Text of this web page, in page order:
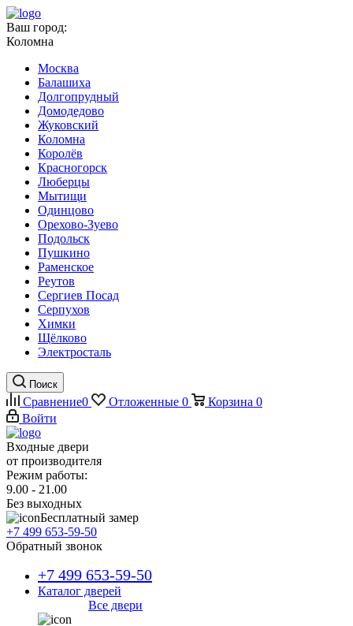
Ваш город:
Коломна
Москва
Балашиха
Долгопрудный
Домодедово
Жуковский
Коломна
Королёв
Красногорск
Люберцы
Мытищи
Одинцово
Орехово-Зуево
Подольск
Пушкино
Раменское
Реутов
Сергиев Посад
Серпухов
Химки
Щёлково
Электросталь
Поиск
Сравнение0 Отложенные 0 Корзина 0
Войти
Входные двери
от производителя
Режим работы:
9.00 - 21.00
Без выходных
Бесплатный замер
+7 499 653-59-50
Обратный звонок
+7 499 653-59-50
Каталог дверей
Все двери